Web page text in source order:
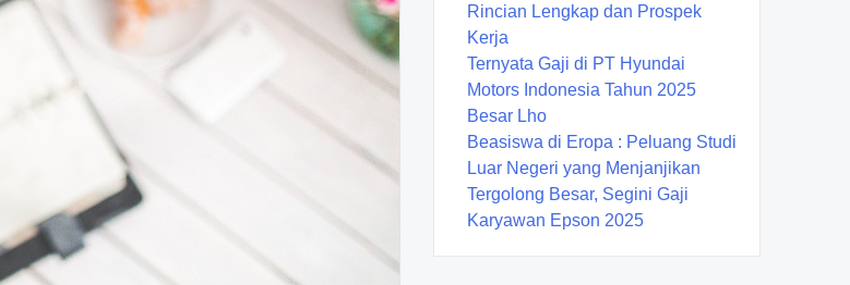
Rincian Lengkap dan Prospek
Kerja
Ternyata Gaji di PT Hyundai
Motors Indonesia Tahun 2025
Besar Lho
Beasiswa di Eropa : Peluang Studi
Luar Negeri yang Menjanjikan
Tergolong Besar, Segini Gaji
Karyawan Epson 2025